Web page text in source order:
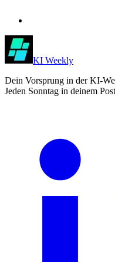
KI Weekly
Dein Vorsprung in der KI-
Jeden Sonntag in deinem